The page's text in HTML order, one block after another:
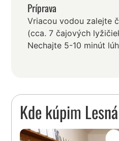
Príprava
Vriacou vodou zalejte
(cca. 7 čajových
Nechajte 5-10 minút
Kde kúpim